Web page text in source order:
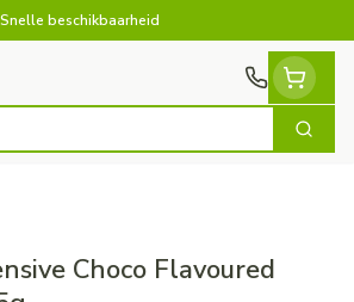
Snelle beschikbaarheid
Zoek
Choco Flavoured